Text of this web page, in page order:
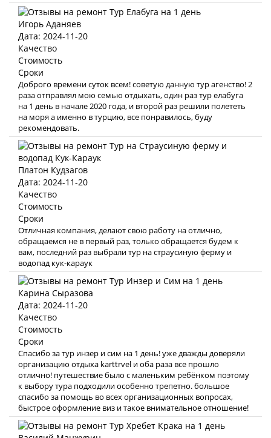
Игорь Аданяев
Дата: 2024-11-20
Качество
Стоимость
Сроки
Доброго времени суток всем! советую данную тур агенство! 2
раза отправлял мою семью отдыхать, один раз тур елабуга
на 1 день в начале 2020 года, и второй раз решили полететь
на моря а именно в турцию, все понравилось, буду
рекомендовать.
Платон Кудзагов
Дата: 2024-11-20
Качество
Стоимость
Сроки
Отличная компания, делают свою работу на отлично,
обращаемся не в первый раз, только обращается будем к
вам, последний раз выбрали тур на страусиную ферму и
водопад кук-караук
Карина Сыразова
Дата: 2024-11-20
Качество
Стоимость
Сроки
Спасибо за тур инзер и сим на 1 день! уже дважды доверяли
организацию отдыха karttrvel и оба раза все прошло
отлично! путешествие было с маленьким ребёнком поэтому
к выбору тура подходили особенно трепетно. большое
спасибо за помощь во всех организационных вопросах,
быстрое оформление виз и такое внимательное отношение!